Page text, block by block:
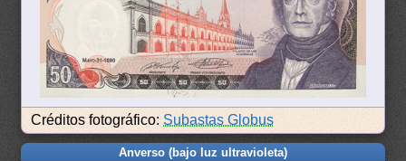
Créditos fotográfico: Subastas Globus
Anverso (bajo luz ultravioleta)